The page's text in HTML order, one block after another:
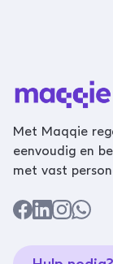
Met Maqqie
eenvoudig en
met vast